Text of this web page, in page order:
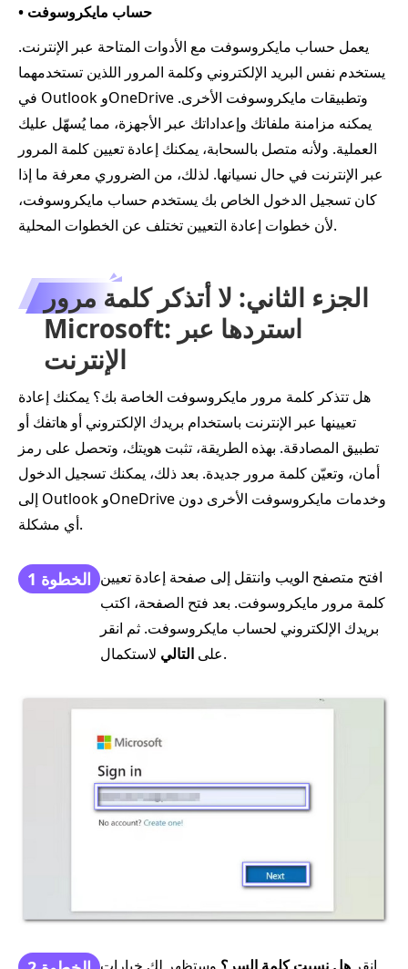
• حساب مايكروسوفت
يعمل حساب مايكروسوفت مع الأدوات المتاحة عبر الإنترنت.
يستخدم نفس البريد الإلكتروني وكلمة المرور اللذين تستخدمهما
في Outlook وOneDrive وتطبيقات مايكروسوفت الأخرى.
يمكنه مزامنة ملفاتك وإعداداتك عبر الأجهزة، مما يُسهّل عليك
العملية. ولأنه متصل بالسحابة، يمكنك إعادة تعيين كلمة المرور
عبر الإنترنت في حال نسيانها. لذلك، من الضروري معرفة ما إذا
كان تسجيل الدخول الخاص بك يستخدم حساب مايكروسوفت،
لأن خطوات إعادة التعيين تختلف عن الخطوات المحلية.
الجزء الثاني: لا أتذكر كلمة مرور
Microsoft: استردها عبر
الإنترنت
هل تتذكر كلمة مرور مايكروسوفت الخاصة بك؟ يمكنك إعادة
تعيينها عبر الإنترنت باستخدام بريدك الإلكتروني أو هاتفك أو
تطبيق المصادقة. بهذه الطريقة، تثبت هويتك، وتحصل على رمز
أمان، وتعيّن كلمة مرور جديدة. بعد ذلك، يمكنك تسجيل الدخول
إلى Outlook وOneDrive وخدمات مايكروسوفت الأخرى دون
أي مشكلة.
الخطوة 1 افتح متصفح الويب وانتقل إلى صفحة إعادة تعيين
كلمة مرور مايكروسوفت. بعد فتح الصفحة، اكتب
بريدك الإلكتروني لحساب مايكروسوفت. ثم انقر
على التالي لاستكمال.
انقر هل نسيت كلمة السر؟ وستظهر لك خيارات